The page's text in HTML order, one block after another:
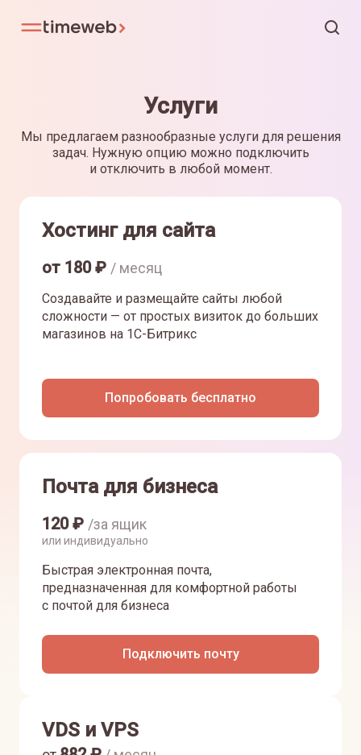
Услуги
Мы предлагаем разнообразные услуги для решения
задач. Нужную опцию можно подключить
и отключить в любой момент.
Хостинг для сайта
от 180₽ / месяц
Создавайте и размещайте сайты любой
сложности — от простых визиток до больших
магазинов на 1С-Битрикс
Попробовать бесплатно
Почта для бизнеса
120₽ /за ящик
или индивидуально
Быстрая электронная почта,
предназначенная для комфортной работы
с почтой для бизнеса
Подключить почту
VDS и VPS